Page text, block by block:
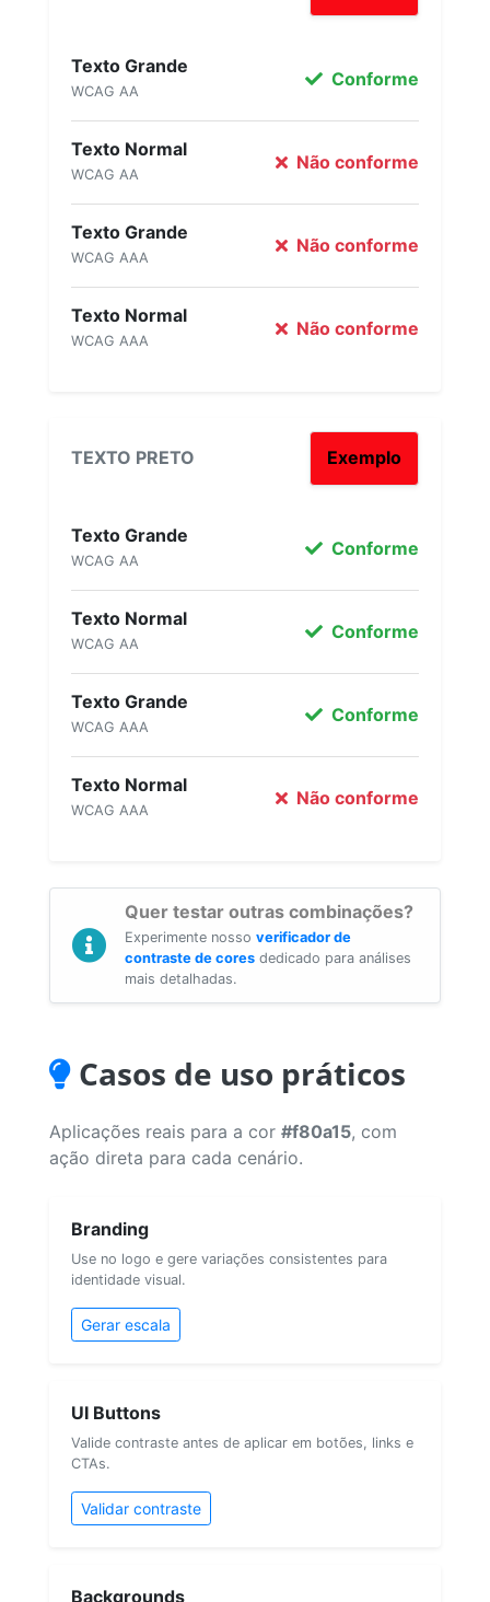
Texto Grande
WCAG AA
Conforme
Texto Normal
WCAG AA
Não conforme
Texto Grande
WCAG AAA
Não conforme
Texto Normal
WCAG AAA
Não conforme
TEXTO PRETO Exemplo
Texto Grande
WCAG AA
Conforme
Texto Normal
WCAG AA
Conforme
Texto Grande
WCAG AAA
Conforme
Texto Normal
WCAG AAA
Não conforme
Quer testar outras combinações?
Experimente nosso verificador de
contraste de cores dedicado para análises
mais detalhadas.
Casos de uso práticos
Aplicações reais para a cor #f80a15, com
ação direta para cada cenário.
Branding
Use no logo e gere variações consistentes para
identidade visual.
Gerar escala
UI Buttons
Valide contraste antes de aplicar em botões, links e
CTAs.
Validar contraste
Backgrounds